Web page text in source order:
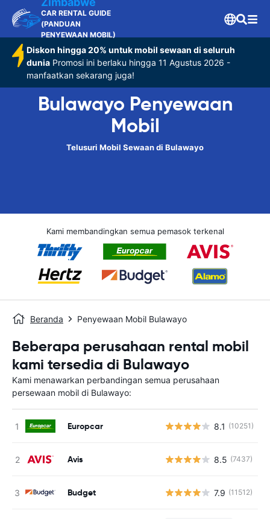
CAR RENTAL GUIDE
(PANDUAN
PENYEWAAN MOBIL)
Diskon hingga 20% untuk mobil sewaan di seluruh
dunia Promosi ini berlaku hingga 11 Agustus 2026 -
manfaatkan sekarang juga!
Bulawayo Penyewaan
Mobil
Telusuri Mobil Sewaan di Bulawayo
Kami membandingkan semua pemasok terkenal
Beranda Penyewaan Mobil Bulawayo
Beberapa perusahaan rental mobil
kami tersedia di Bulawayo
Kami menawarkan perbandingan semua perusahaan
persewaan mobil di Bulawayo:
Europcar 8.1 (10251)
Avis 8.5 (7437)
Budget 7.9 (11512)